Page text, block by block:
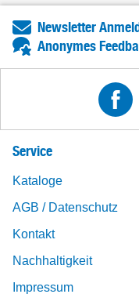
Newsletter
Anonymes
Service
Kataloge
AGB / Datenschutz
Kontakt
Nachhaltigkeit
Impressum